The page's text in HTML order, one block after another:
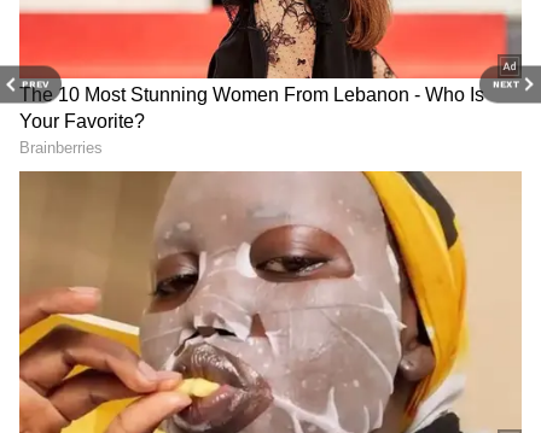
PREV NEXT
7
మొండి స్వభావం
అవును ఆగస్టు నెలలో పుట్టిన వారు చాలా మొండిగా
ఉంటారని జ్యోతిష్యులు చెబుతున్నారు. అంతేకాదు వీళ్లు
తమ మాటకు ఎంతో ప్రాముఖ్యత ఉందని అనుకుంటారు. ఈ
నెలలో పుట్టిన వారు తమకున్న సున్నితమైన ప్రవర్తనను
దాచడానికి ఎంతగానో ప్రయత్నిస్తారు.